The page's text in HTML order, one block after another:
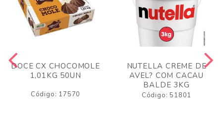
DOCE CX CHOCOMOLE
1,01KG 50UN
Código: 17570
NUTELLA CREME DE
AVEL? COM CACAU
BALDE 3KG
Código: 51801